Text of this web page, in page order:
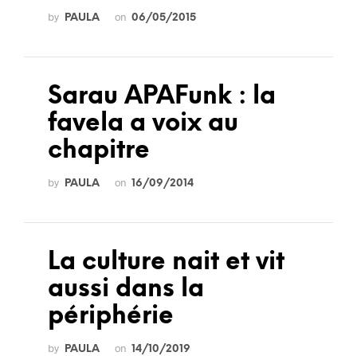
by PAULA on 06/05/2015
Sarau APAFunk : la
favela a voix au
chapitre
by PAULA on 16/09/2014
La culture nait et vit
aussi dans la
périphérie
by PAULA on 14/10/2019